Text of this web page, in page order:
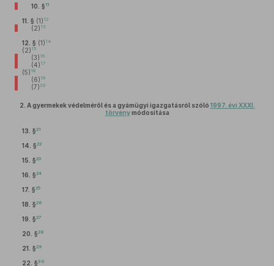
10. § 11
11. § (1) 12
(2) 13
12. § (1) 14
(2) 15
(3) 16
(4) 17
(5) 18
(6) 19
(7) 20
2. A gyermekek védelméről és a gyámügyi igazgatásról szóló 1997. évi XXXI.
törvénymódosítása
13. §21
14. §22
15. §23
16. §24
17. §25
18. §26
19. §27
20. §28
21. §29
22. §30